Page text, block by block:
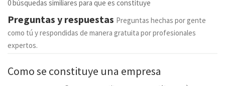
0 búsquedas similiares para que es constituye
Preguntas y respuestas Preguntas hechas por gente
como tú y respondidas de manera gratuita por profesionales
expertos.
Como se constituye una empresa